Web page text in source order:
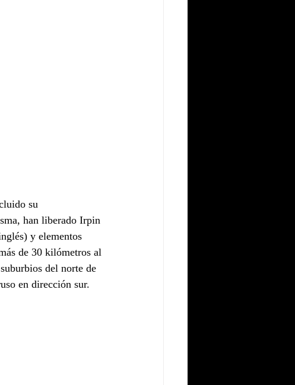
su
han liberado Irpin
y elementos
de 30 kilómetros al
del norte de
en dirección sur.